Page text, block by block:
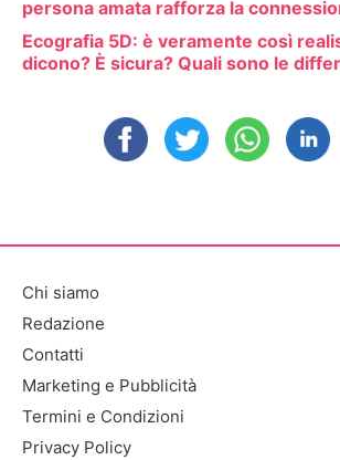
persona amata rafforza la
Ecografia 5D: è veramente così
dicono? È sicura? Quali sono le
Chi siamo
Redazione
Contatti
Marketing e Pubblicità
Termini e Condizioni
Privacy Policy